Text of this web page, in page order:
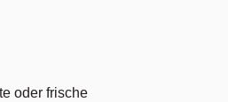
oder frische